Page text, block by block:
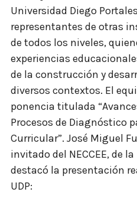
Universidad Diego
representantes de otras
de todos los niveles,
experiencias
de la construcción y
diversos contextos. El
ponencia titulada
Procesos de Diagnóstico
Curricular”. José Miguel
invitado del NECCEE, de
destacó la presentación
UDP: